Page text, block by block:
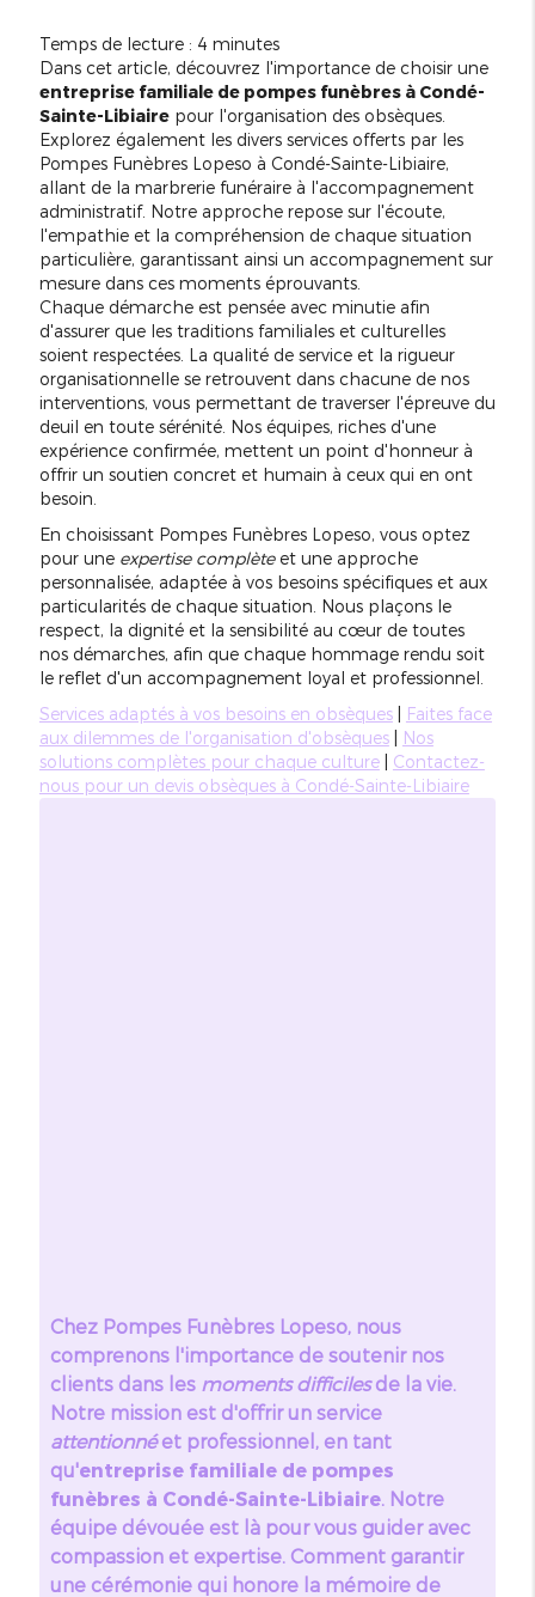
Temps de lecture : 4 minutes
Dans cet article, découvrez l'importance de choisir une
entreprise familiale de pompes funèbres à Condé-
Sainte-Libiairepour l'organisation des obsèques.
Explorez également les divers services offerts par les
Pompes Funèbres Lopeso à Condé-Sainte-Libiaire,
allant de la marbrerie funéraire à l'accompagnement
administratif. Notre approche repose sur l'écoute,
l'empathie et la compréhension de chaque situation
particulière, garantissant ainsi un accompagnement sur
mesure dans ces moments éprouvants.
Chaque démarche est pensée avec minutie afin
d'assurer que les traditions familiales et culturelles
soient respectées. La qualité de service et la rigueur
organisationnelle se retrouvent dans chacune de nos
interventions, vous permettant de traverser l'épreuve du
deuil en toute sérénité. Nos équipes, riches d'une
expérience confirmée, mettent un point d'honneur à
offrir un soutien concret et humain à ceux qui en ont
besoin.
En choisissant Pompes Funèbres Lopeso, vous optez
pour une expertise complèteet une approche
personnalisée, adaptée à vos besoins spécifiques et aux
particularités de chaque situation. Nous plaçons le
respect, la dignité et la sensibilité au cœur de toutes
nos démarches, afin que chaque hommage rendu soit
le reflet d'un accompagnement loyal et professionnel.
Services adaptés à vos besoins en obsèques|
Faites face
aux dilemmes de l'organisation d'obsèques|
Nos
solutions complètes pour chaque culture| Contactez-
nous pour un devis obsèques à Condé-Sainte-Libiaire
Chez Pompes Funèbres Lopeso, nous
comprenons l'importance de soutenir nos
clients dans les moments difficilesde la vie.
Notre mission est d'offrir un service
attentionnéet professionnel, en tant
qu'entreprise familiale de pompes
funèbres à Condé-Sainte-Libiaire. Notre
équipe dévouée est là pour vous guider avec
compassion et expertise. Comment garantir
une cérémonie qui honore la mémoire de